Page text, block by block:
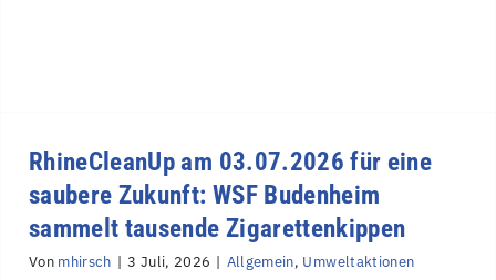
RhineCleanUp am 03.07.2026 für eine
saubere Zukunft: WSF Budenheim
sammelt tausende Zigarettenkippen
Von mhirsch | 3 Juli, 2026 | Allgemein, Umweltaktionen